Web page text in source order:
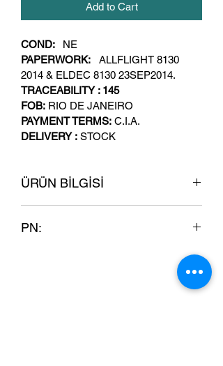
Add to Cart
COND:
NE
PAPERWORK: ALLFLIGHT 8130
2014 & ELDEC 8130 23SEP2014.
TRACEABILITY : 145
FOB: RIO DE JANEIRO
PAYMENT TERMS: C.I.A.
DELIVERY : STOCK
ÜRÜN BİLGİSİ
beden, malzeme, bakım ve temizlik
harika bir alanım. Aynı zamanda bu
PN: